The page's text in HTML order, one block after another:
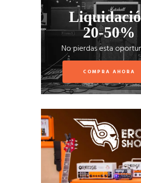
20-50%
No pierdas esta
COMPRA AHORA